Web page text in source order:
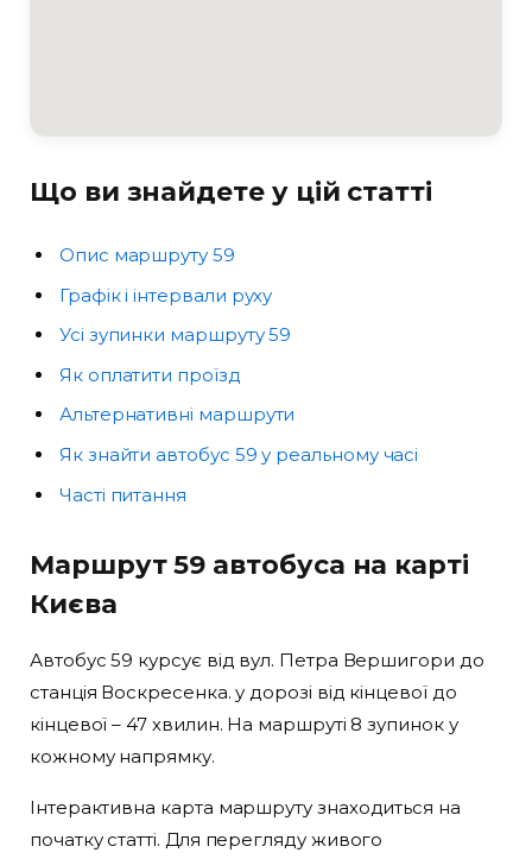
Що ви знайдете у цій статті
Опис маршруту 59
Графік і інтервали руху
Усі зупинки маршруту 59
Як оплатити проїзд
Альтернативні маршрути
Як знайти автобус 59 у реальному часі
Часті питання
Маршрут 59 автобуса на карті
Києва
Автобус 59 курсує від вул. Петра Вершигори до
станція Воскресенка. у дорозі від кінцевої до
кінцевої – 47 хвилин. На маршруті 8 зупинок у
кожному напрямку.
Інтерактивна карта маршруту знаходиться на
початку статті. Для перегляду живого